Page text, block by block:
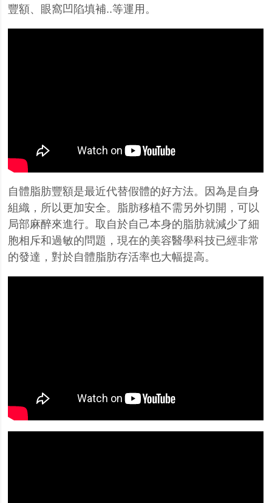
豐額、眼窩凹陷填補..等運用。
自體脂肪豐額是最近代替假體的好方法。因為是自身
組織，所以更加安全。脂肪移植不需另外切開，可以
局部麻醉來進行。取自於自己本身的脂肪就減少了細
胞相斥和過敏的問題，現在的美容醫學科技已經非常
的發達，對於自體脂肪存活率也大幅提高。